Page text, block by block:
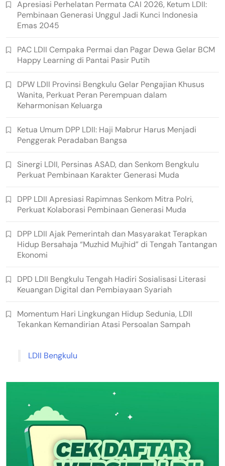
Apresiasi Perhelatan Permata CAI 2026, Ketum LDII:
Pembinaan Generasi Unggul Jadi Kunci Indonesia
Emas 2045
PAC LDII Cempaka Permai dan Pagar Dewa Gelar BCM
Happy Learning di Pantai Pasir Putih
DPW LDII Provinsi Bengkulu Gelar Pengajian Khusus
Wanita, Perkuat Peran Perempuan dalam
Keharmonisan Keluarga
Ketua Umum DPP LDII: Haji Mabrur Harus Menjadi
Penggerak Peradaban Bangsa
Sinergi LDII, Persinas ASAD, dan Senkom Bengkulu
Perkuat Pembinaan Karakter Generasi Muda
DPP LDII Apresiasi Rapimnas Senkom Mitra Polri,
Perkuat Kolaborasi Pembinaan Generasi Muda
DPP LDII Ajak Pemerintah dan Masyarakat Terapkan
Hidup Bersahaja “Muzhid Mujhid” di Tengah Tantangan
Ekonomi
DPD LDII Bengkulu Tengah Hadiri Sosialisasi Literasi
Keuangan Digital dan Pembiayaan Syariah
Momentum Hari Lingkungan Hidup Sedunia, LDII
Tekankan Kemandirian Atasi Persoalan Sampah
LDII Bengkulu